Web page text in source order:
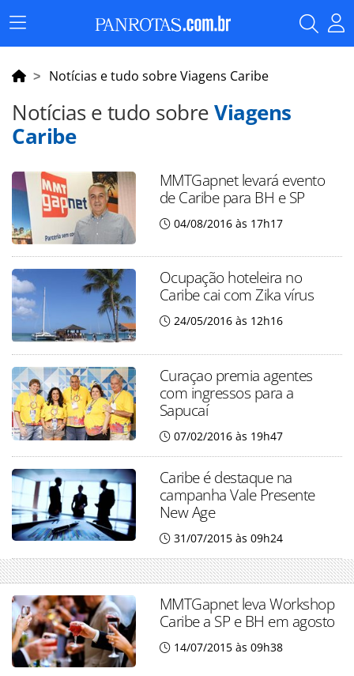
Menu
Principal
Notícias e tudo sobre Viagens Caribe
Notícias e tudo sobreViagens
Caribe
MMTGapnet levará evento
de Caribe para BH e SP
04/08/2016 às 17h17
Ocupação hoteleira no
Caribe cai com Zika vírus
24/05/2016 às 12h16
Curaçao premia agentes
com ingressos para a
Sapucaí
07/02/2016 às 19h47
Caribe é destaque na
campanha Vale Presente
New Age
31/07/2015 às 09h24
MMTGapnet leva Workshop
Caribe a SP e BH em agosto
14/07/2015 às 09h38